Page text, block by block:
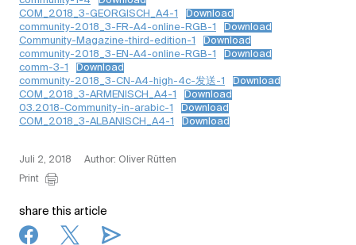
COM_2018_3-GEORGISCH_A4-1
Download
community-2018_3-FR-A4-online-RGB-1
Download
Community-Magazine-third-edition-1
Download
community-2018_3-EN-A4-online-RGB-1
Download
comm-3-1
Download
community-2018_3-CN-A4-high-4c-发送-1
Download
COM_2018_3-ARMENISCH_A4-1
Download
03.2018-Community-in-arabic-1
Download
COM_2018_3-ALBANISCH_A4-1
Download
Juli 2, 2018
Author: Oliver Rütten
Print
share this article